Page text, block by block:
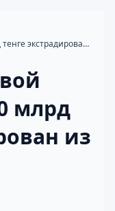
Лидер финансовой пирамиды на 10 млрд тенге экстрадирован из Грузии в РК
млрд
из